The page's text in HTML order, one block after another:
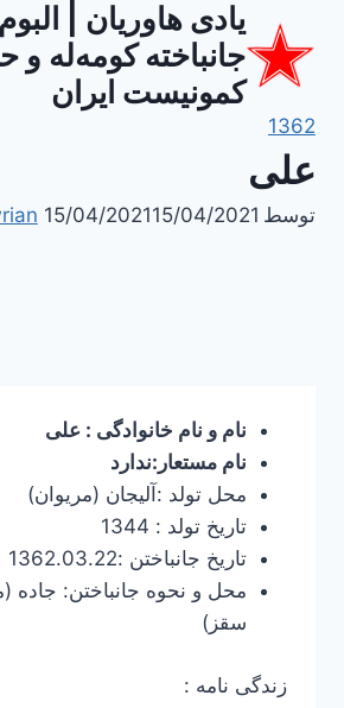
محتوا
یادی هاوریان |
جانباخته کومه‌له و
کمونیست ایران
1362
علی
توسط 15/04/202115/04/2021
نام و نام خانوادگی : علی
نام مستعار:ندارد
محل تولد :آلیجان (مریوان)
تاریخ تولد : 1344
تاریخ جانباختن :1362.03.22
محل و نحوه جانباختن: جاده
سقز)
زندگی نامه :